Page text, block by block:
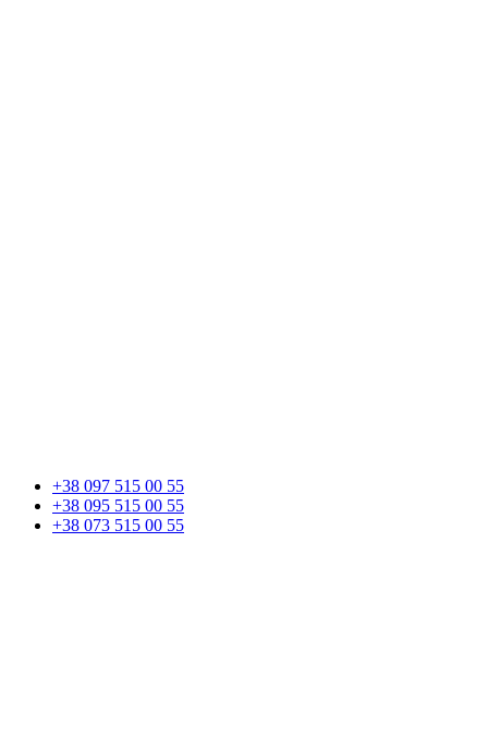
+38 097 515 00 55
+38 095 515 00 55
+38 073 515 00 55